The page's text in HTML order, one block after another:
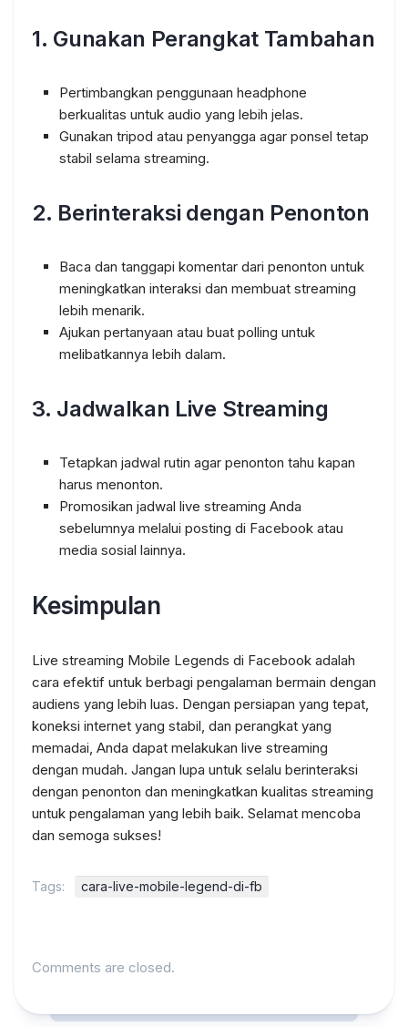
1. Gunakan Perangkat Tambahan
Pertimbangkan penggunaan headphone
berkualitas untuk audio yang lebih jelas.
Gunakan tripod atau penyangga agar ponsel tetap
stabil selama streaming.
2. Berinteraksi dengan Penonton
Baca dan tanggapi komentar dari penonton untuk
meningkatkan interaksi dan membuat streaming
lebih menarik.
Ajukan pertanyaan atau buat polling untuk
melibatkannya lebih dalam.
3. Jadwalkan Live Streaming
Tetapkan jadwal rutin agar penonton tahu kapan
harus menonton.
Promosikan jadwal live streaming Anda
sebelumnya melalui posting di Facebook atau
media sosial lainnya.
Kesimpulan
Live streaming Mobile Legends di Facebook adalah
cara efektif untuk berbagi pengalaman bermain dengan
audiens yang lebih luas. Dengan persiapan yang tepat,
koneksi internet yang stabil, dan perangkat yang
memadai, Anda dapat melakukan live streaming
dengan mudah. Jangan lupa untuk selalu berinteraksi
dengan penonton dan meningkatkan kualitas streaming
untuk pengalaman yang lebih baik. Selamat mencoba
dan semoga sukses!
Tags: cara-live-mobile-legend-di-fb
Comments are closed.